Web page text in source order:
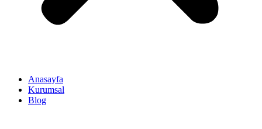
Anasayfa
Kurumsal
Blog